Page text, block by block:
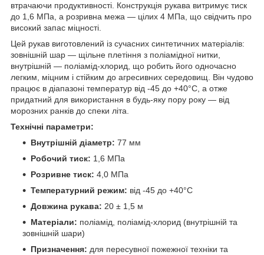
втрачаючи продуктивності. Конструкція рукава витримує тиск
до 1,6 МПа, а розривна межа — цілих 4 МПа, що свідчить про
високий запас міцності.
Цей рукав виготовлений із сучасних синтетичних матеріалів:
зовнішній шар — щільне плетіння з поліамідної нитки,
внутрішній — поліамід-хлорид, що робить його одночасно
легким, міцним і стійким до агресивних середовищ. Він чудово
працює в діапазоні температур від -45 до +40°C, а отже
придатний для використання в будь-яку пору року — від
морозних ранків до спеки літа.
Технічні параметри:
Внутрішній діаметр: 77 мм
Робочий тиск: 1,6 МПа
Розривне тиск: 4,0 МПа
Температурний режим: від -45 до +40°C
Довжина рукава: 20 ± 1,5 м
Матеріали: поліамід, поліамід-хлорид (внутрішній та
зовнішній шари)
Призначення: для пересувної пожежної техніки та